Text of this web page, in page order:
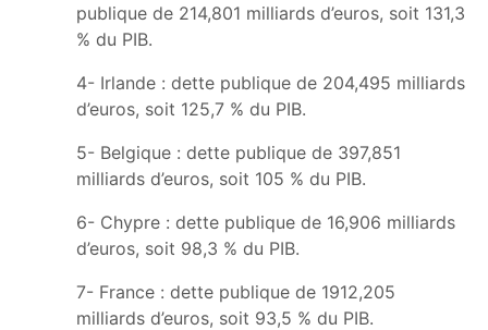
publique de 214,801 milliards d’euros, soit 131,3
% du PIB.
4- Irlande : dette publique de 204,495 milliards
d’euros, soit 125,7 % du PIB.
5- Belgique : dette publique de 397,851
milliards d’euros, soit 105 % du PIB.
6- Chypre : dette publique de 16,906 milliards
d’euros, soit 98,3 % du PIB.
7- France : dette publique de 1912,205
milliards d’euros, soit 93,5 % du PIB.